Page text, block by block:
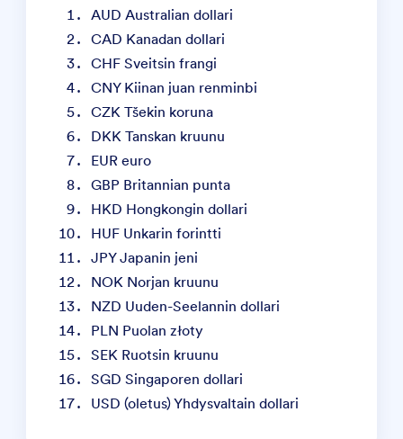
AUD Australian dollari
CAD Kanadan dollari
CHF Sveitsin frangi
CNY Kiinan juan renminbi
CZK Tšekin koruna
DKK Tanskan kruunu
EUR euro
GBP Britannian punta
HKD Hongkongin dollari
HUF Unkarin forintti
JPY Japanin jeni
NOK Norjan kruunu
NZD Uuden-Seelannin dollari
PLN Puolan złoty
SEK Ruotsin kruunu
SGD Singaporen dollari
USD (oletus) Yhdysvaltain dollari